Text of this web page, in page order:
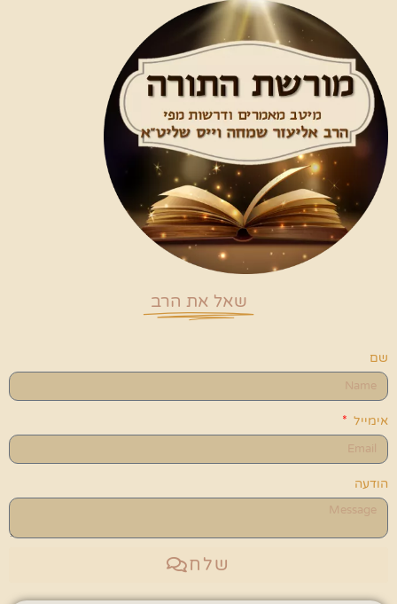
שאל את הרב
שם
אימייל
הודעה
שלח